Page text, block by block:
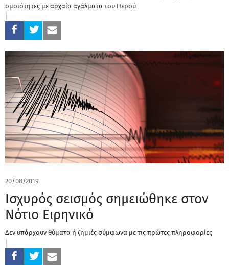
ομοιότητες με αρχαία αγάλματα του Περού
20/08/2019
Ισχυρός σεισμός σημειώθηκε στον
Νότιο Ειρηνικό
Δεν υπάρχουν θύματα ή ζημιές σύμφωνα με τις πρώτες πληροφορίες